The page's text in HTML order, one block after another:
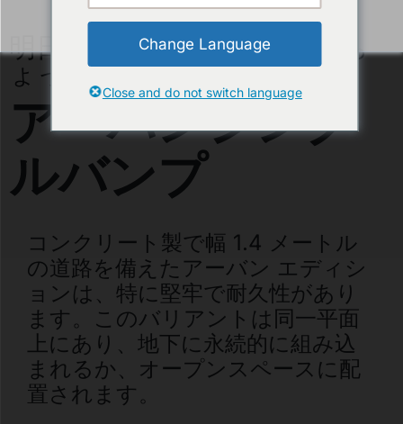
明日のビッグボーイたちにち
ょっとした衝撃を！
アーバンシング
ルバンプ
コンクリート製で幅 1.4 メートル
の道路を備えたアーバン エディシ
ョンは、特に堅牢で耐久性があり
ます。このバリアントは同一平面
上にあり、地下に永続的に組み込
まれるか、オープンスペースに配
置されます。
Change Language
Close and do not switch language